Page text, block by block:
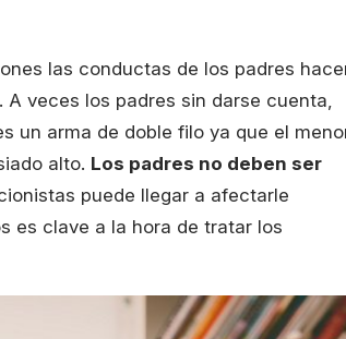
las conductas de los padres
veces los padres sin darse cuenta,
un arma de doble filo ya que el
alto. Los padres no deben ser
puede llegar a afectarle
es clave a la hora de tratar los